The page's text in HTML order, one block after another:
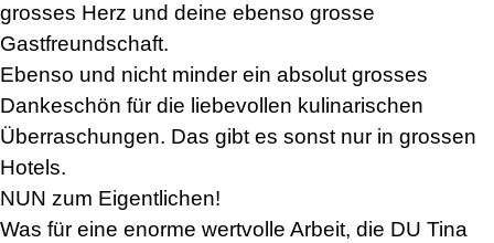
grosses Herz und deine ebenso grosse
Gastfreundschaft.
Ebenso und nicht minder ein absolut grosses
Dankeschön für die liebevollen kulinarischen
Überraschungen. Das gibt es sonst nur in grossen
Hotels.
NUN zum Eigentlichen!
Was für eine enorme wertvolle Arbeit, die DU Tina